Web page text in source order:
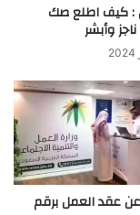
: كيف اطلع صك
وأبشر
عن عقد العمل برقم